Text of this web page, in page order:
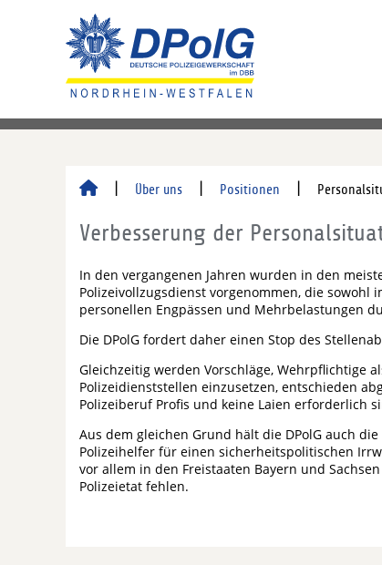
Über uns Positionen
Verbesserung der
In den vergangenen Jahren wurden in den
Polizeivollzugsdienst vorgenommen, die
personellen Engpässen und Mehrbelastungen
Die DPolG fordert daher einen Stop des
Gleichzeitig werden Vorschläge, Wehrpflichtige
Polizeidienststellen einzusetzen, entschieden
Polizeiberuf Profis und keine Laien erforderlich
Aus dem gleichen Grund hält die DPolG auch
Polizeihelfer für einen sicherheitspolitischen
vor allem in den Freistaaten Bayern und
Polizeietat fehlen.